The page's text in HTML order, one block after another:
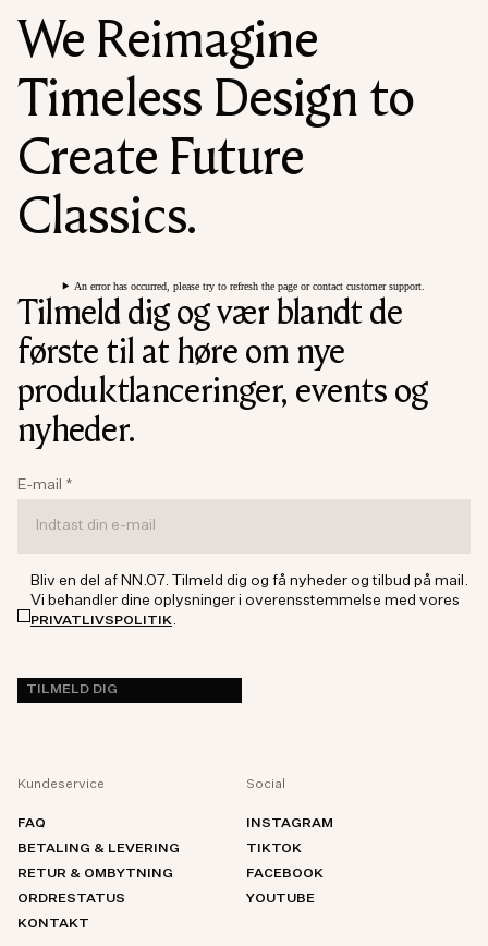
We Reimagine
Timeless Design to
Create Future
Classics.
An error has occurred, please try to refresh the page or contact customer support.
Tilmeld dig og vær blandt de
første til at høre om nye
produktlanceringer, events og
nyheder.
E-mail *
Bliv en del af NN.07. Tilmeld dig og få nyheder og tilbud på mail.
Vi behandler dine oplysninger i overensstemmelse med vores
PRIVATLIVSPOLITIK
TILMELD DIG
Kundeservice
FAQ
BETALING & LEVERING
RETUR & OMBYTNING
ORDRESTATUS
KONTAKT
Social
INSTAGRAM
TIKTOK
FACEBOOK
YOUTUBE